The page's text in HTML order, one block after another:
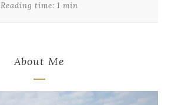
Reading time: 1 min
About Me